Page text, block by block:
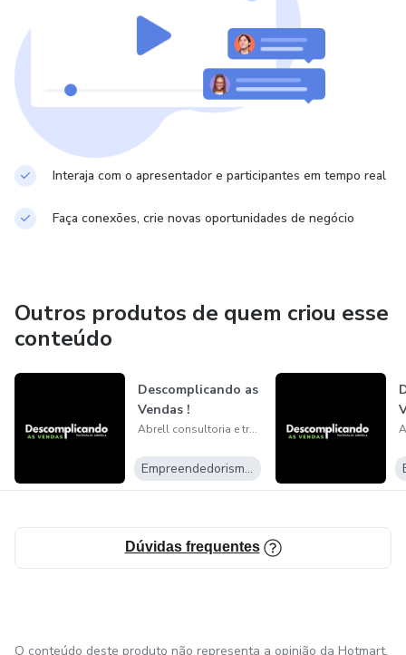
Interaja com o apresentador e participantes em tempo real
Faça conexões, crie novas oportunidades de negócio
Outros produtos de quem criou esse
conteúdo
Descomplicando as
Vendas !
Abrell consultoria e treinamento LTDA.
Empreendedorismo Digital
Dúvidas frequentes
O conteúdo deste produto não representa a opinião da Hotmart.